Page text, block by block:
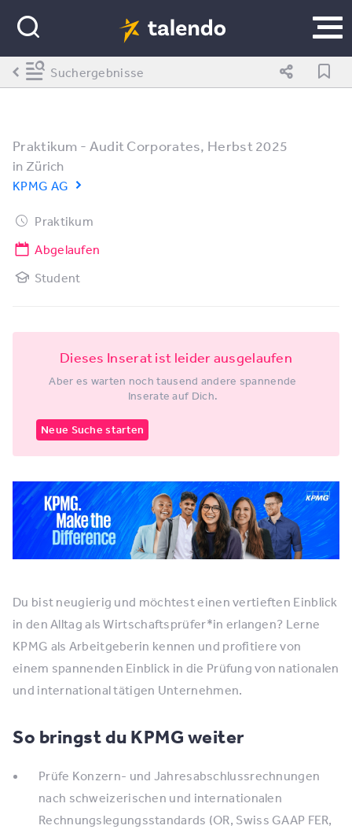
Praktikum - Audit Corporates, Herbst 2025
in Zürich
KPMG AG
Praktikum
Abgelaufen
Student
Dieses Inserat ist leider ausgelaufen
Aber es warten noch tausend andere spannende
Inserate auf Dich.
Neue Suche starten
Du bist neugierig und möchtest einen vertieften Einblick
in den Alltag als Wirtschaftsprüfer*in erlangen? Lerne
KPMG als Arbeitgeberin kennen und profitiere von
einem spannenden Einblick in die Prüfung von nationalen
und international tätigen Unternehmen.
So bringst du KPMG weiter
Prüfe Konzern- und Jahresabschlussrechnungen
nach schweizerischen und internationalen
Rechnungslegungsstandards (OR, Swiss GAAP FER,
Suchergebnisse